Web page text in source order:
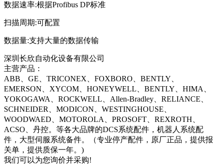
数据速率:根据Profibus DP标准
扫描周期:可配置
数据量:支持大量的数据传输
深圳长欣自动化设备有限公司
主营产品：
ABB、GE、TRICONEX、FOXBORO、BENTLY、
EMERSON、XYCOM、HONEYWELL、BENTLY、HIMA、
YOKOGAWA、ROCKWELL、Allen-Bradley、RELIANCE、
SCHNEIDER、MODICON、WESTINGHOUSE、
WOODWAED、MOTOROLA、PROSOFT、REXROTH、
ACSO、丹控。等各大品牌的DCS系统配件，机器人系统配
件，大型伺服系统备件。（专业停产配件，原厂正品，提供报
关单，提供质保一年。)
我们可以为您询价并采购!